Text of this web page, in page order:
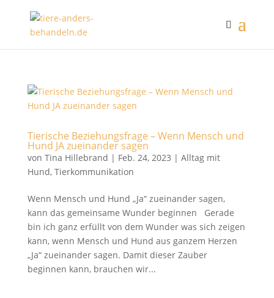
Tierische Beziehungsfrage – Wenn Mensch und
Hund JA zueinander sagen
von Tina Hillebrand | Feb. 24, 2023 | Alltag mit
Hund, Tierkommunikation
Wenn Mensch und Hund „Ja“ zueinander sagen,
kann das gemeinsame Wunder beginnen Gerade
bin ich ganz erfüllt von dem Wunder was sich zeigen
kann, wenn Mensch und Hund aus ganzem Herzen
„Ja“ zueinander sagen. Damit dieser Zauber
beginnen kann, brauchen wir...